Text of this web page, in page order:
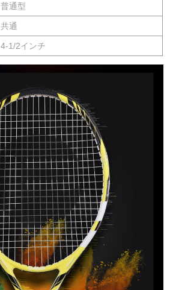
普通型
共通
4-1/2インチ